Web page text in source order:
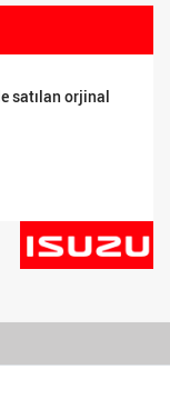
satılan orjinal